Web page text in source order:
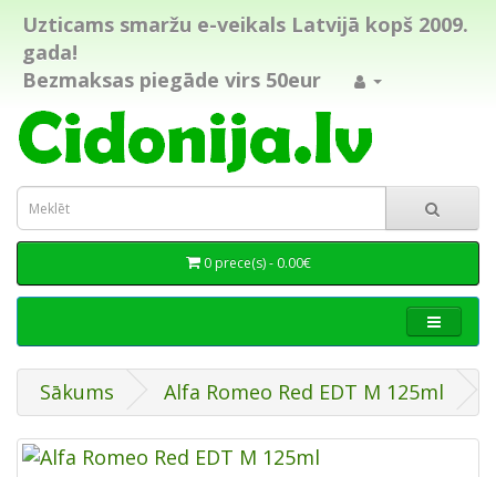
Uzticams smaržu e-veikals Latvijā kopš 2009.
gada!
Bezmaksas piegāde virs 50eur
0 prece(s) - 0.00€
Sākums Alfa Romeo Red EDT M 125ml